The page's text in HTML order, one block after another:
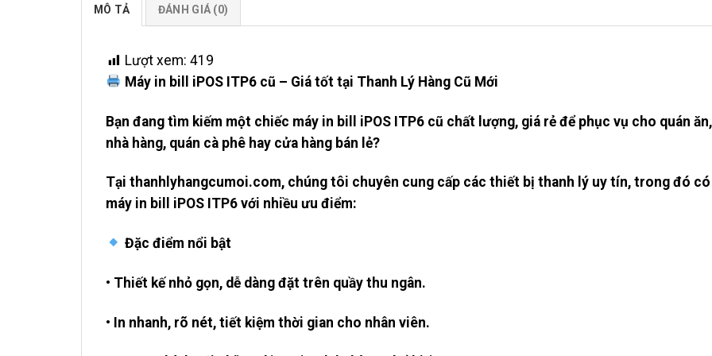
MÔ TẢ ĐÁNH GIÁ (0)
Lượt xem: 419
Máy in bill iPOS ITP6 cũ – Giá tốt tại Thanh Lý Hàng Cũ Mới
Bạn đang tìm kiếm một chiếc máy in bill iPOS ITP6 cũ chất lượng, giá rẻ để phục vụ cho quán ăn,
nhà hàng, quán cà phê hay cửa hàng bán lẻ?
Tại thanhlyhangcumoi.com, chúng tôi chuyên cung cấp các thiết bị thanh lý uy tín, trong đó có
máy in bill iPOS ITP6 với nhiều ưu điểm:
Đặc điểm nổi bật
• Thiết kế nhỏ gọn, dễ dàng đặt trên quầy thu ngân.
• In nhanh, rõ nét, tiết kiệm thời gian cho nhân viên.